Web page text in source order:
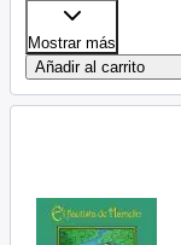
Mostrar más
Añadir al carrito